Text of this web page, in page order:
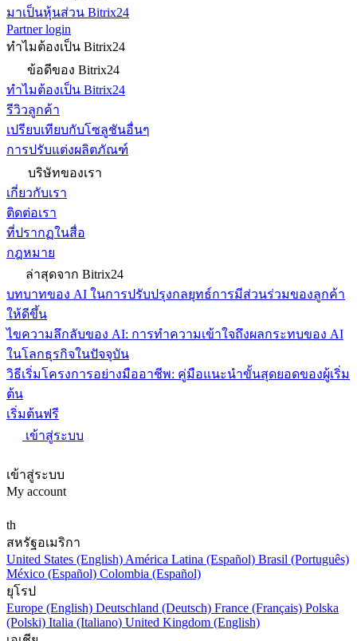
มาเป็นหุ้นส่วน Bitrix24
Partner login
ทำไมต้องเป็น Bitrix24
ข้อดีของ Bitrix24
ทำไมต้องเป็น Bitrix24
รีวิวลูกค้า
เปรียบเทียบกับโซลูชันอื่นๆ
การปรับแต่งผลิตภัณฑ์
บริษัทของเรา
เกี่ยวกับเรา
ติดต่อเรา
ที่ปรากฏในสื่อ
กฎหมาย
ล่าสุดจาก Bitrix24
บทบาทของ AI ในการปรับปรุงกลยุทธ์การมีส่วนร่วมของลูกค้า
ให้ดีขึ้น
ไขความลึกลับของ AI: การทำความเข้าใจถึงผลกระทบของ AI
ในโลกธุรกิจในปัจจุบัน
วิธีเริ่มโครงการอย่างมืออาชีพ: คู่มือแนะนำขั้นสุดยอดของผู้เริ่ม
ต้น
เริ่มต้นฟรี
เข้าสู่ระบบ
เข้าสู่ระบบ
My account
th
สหรัฐอเมริกา
United States (English) América Latina (Español) Brasil (Português)
México (Español) Colombia (Español)
ยุโรป
Europe (English) Deutschland (Deutsch) France (Français) Polska
(Polski) Italia (Italiano) United Kingdom (English)